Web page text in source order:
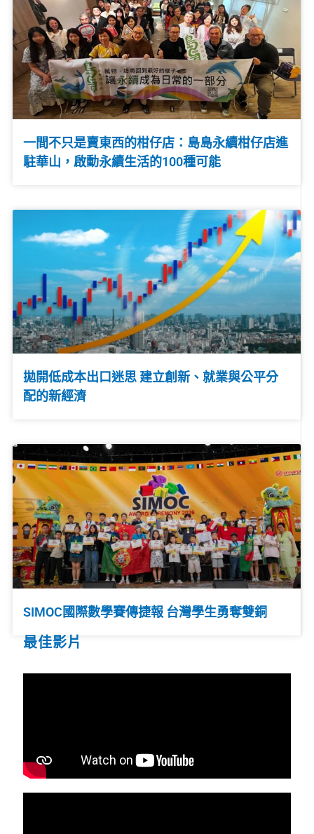
一間不只是賣東西的柑仔店：島島永續柑仔店進
駐華山，啟動永續生活的100種可能
拋開低成本出口迷思 建立創新、就業與公平分
配的新經濟
SIMOC國際數學賽傳捷報 台灣學生勇奪雙銅
最佳影片